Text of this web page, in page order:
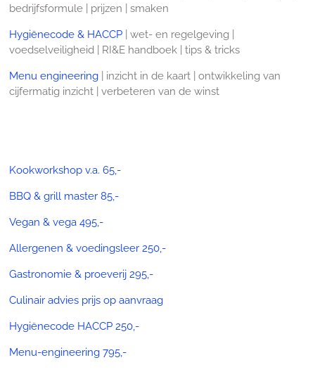
bedrijfsformule | prijzen | smaken
Hygiënecode & HACCP
| wet- en regelgeving |
voedselveiligheid | RI&E handboek | tips & tricks
Menu engineering| inzicht in de kaart | ontwikkeling van
cijfermatig inzicht | verbeteren van de winst
Kookworkshop v.a. 65,-
BBQ & grill master 85,-
Vegan & vega 495,-
Allergenen & voedingsleer 250,-
Gastronomie & proeverij 295,-
Culinair advies prijs op aanvraag
Hygiënecode HACCP 250,-
Menu-engineering 795,-